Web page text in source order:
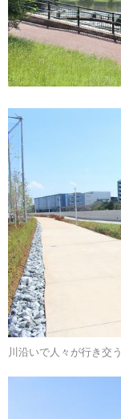
川沿いで人々が行き交う